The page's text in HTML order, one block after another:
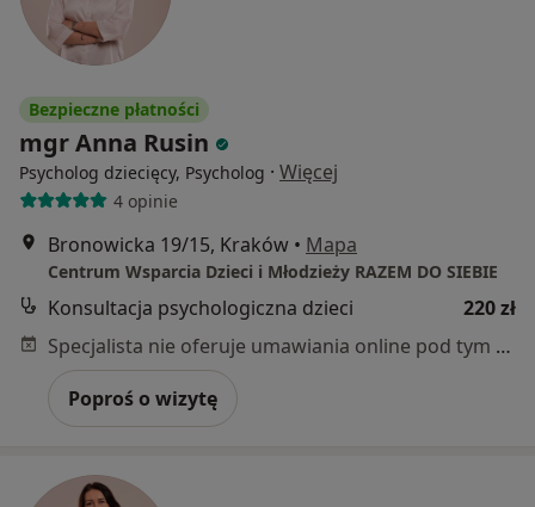
Bezpieczne płatności
mgr Anna Rusin
Psycholog dziecięcy, Psycholog · Więcej
4 opinie
Bronowicka 19/15, Kraków • Mapa
Centrum Wsparcia Dzieci i Młodzieży RAZEM DO SIEBIE
Konsultacja psychologiczna dzieci
220 zł
Specjalista nie oferuje umawiania online pod tym adresem.
Poproś o wizytę